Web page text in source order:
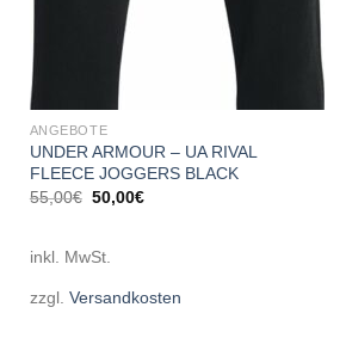
ANGEBOTE
UNDER ARMOUR – UA RIVAL
FLEECE JOGGERS BLACK
55,00€ Ursprünglicher
55,00€
50,00€Aktueller
inkl. MwSt.
zzgl. Versandkosten